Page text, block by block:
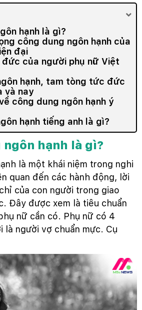
hạnh là gì?
công dung ngôn hạnh của
đại
của người phụ nữ Việt
hạnh, tam tòng tức đức
và nay
công dung ngôn hạnh ý
hạnh tiếng anh là gì?
ngôn hạnh là gì?
là một khái niệm trong nghi
quan đến các hành động, lời
của con người trong giao
Đây được xem là tiêu chuẩn
nữ cần có. Phụ nữ có 4
là người vợ chuẩn mực. Cụ